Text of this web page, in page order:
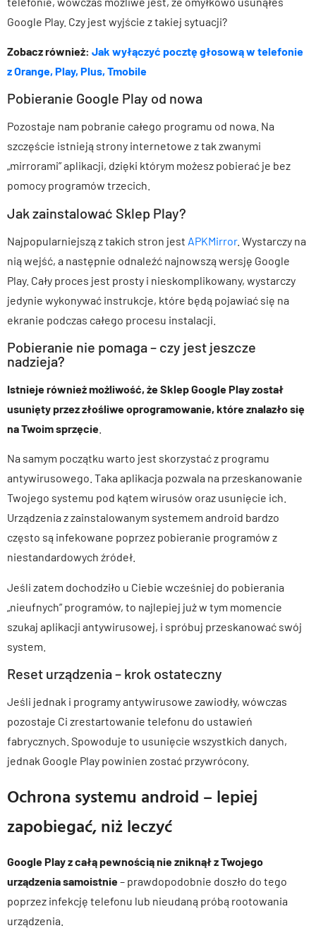
Google Play. Czy jest wyjście z takiej sytuacji?
Zobacz również: Jak wyłączyć pocztę głosową w telefonie
z Orange, Play, Plus, Tmobile
Pobieranie Google Play od nowa
Pozostaje nam pobranie całego programu od nowa. Na
szczęście istnieją strony internetowe z tak zwanymi
„mirrorami” aplikacji, dzięki którym możesz pobierać je bez
pomocy programów trzecich.
Jak zainstalować Sklep Play?
Najpopularniejszą z takich stron jest APKMirror. Wystarczy na
nią wejść, a następnie odnaleźć najnowszą wersję Google
Play. Cały proces jest prosty i nieskomplikowany, wystarczy
jedynie wykonywać instrukcje, które będą pojawiać się na
ekranie podczas całego procesu instalacji.
Pobieranie nie pomaga – czy jest jeszcze
nadzieja?
Istnieje również możliwość, że Sklep Google Play został
usunięty przez złośliwe oprogramowanie, które znalazło się
na Twoim sprzęcie
Na samym początku warto jest skorzystać z programu
antywirusowego. Taka aplikacja pozwala na przeskanowanie
Twojego systemu pod kątem wirusów oraz usunięcie ich.
Urządzenia z zainstalowanym systemem android bardzo
często są infekowane poprzez pobieranie programów z
niestandardowych źródeł.
Jeśli zatem dochodziło u Ciebie wcześniej do pobierania
„nieufnych” programów, to najlepiej już w tym momencie
szukaj aplikacji antywirusowej, i spróbuj przeskanować swój
system.
Reset urządzenia – krok ostateczny
Jeśli jednak i programy antywirusowe zawiodły, wówczas
pozostaje Ci zrestartowanie telefonu do ustawień
fabrycznych. Spowoduje to usunięcie wszystkich danych,
jednak Google Play powinien zostać przywrócony.
Ochrona systemu android – lepiej
zapobiegać, niż leczyć
Google Play z całą pewnością nie zniknął z Twojego
urządzenia samoistnie– prawdopodobnie doszło do tego
poprzez infekcję telefonu lub nieudaną próbą rootowania
urządzenia.